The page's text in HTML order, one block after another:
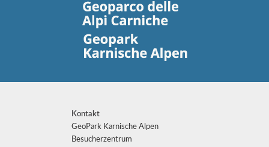
Kontakt
GeoPark Karnische Alpen
Besucherzentrum